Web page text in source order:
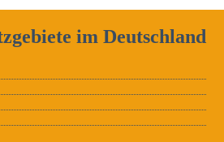
im Deutschland